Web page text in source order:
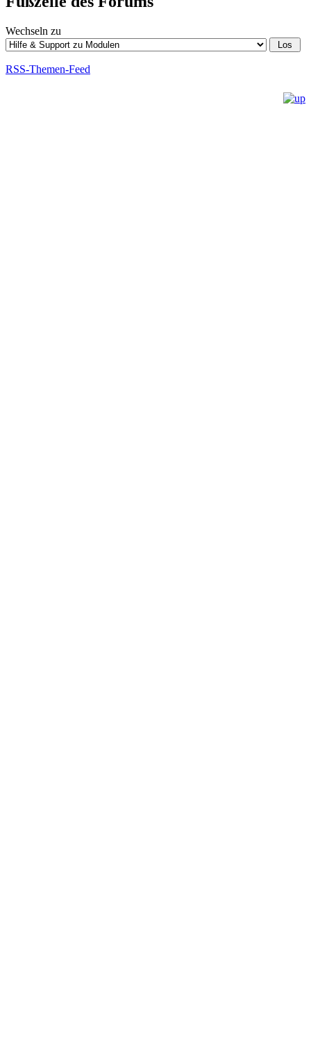
Wechseln zu
RSS-Themen-Feed